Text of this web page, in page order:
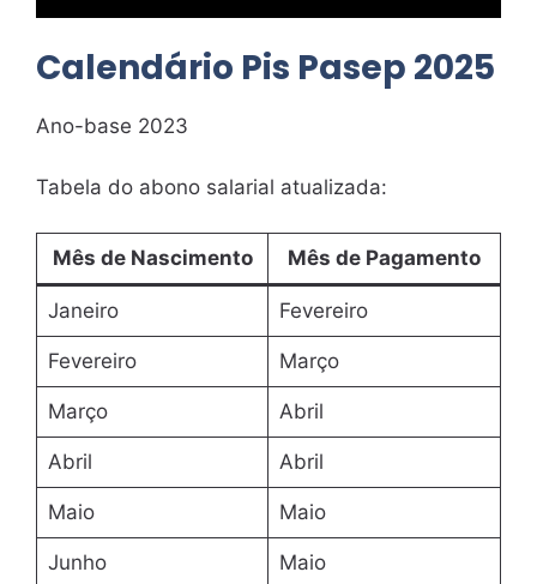
Calendário Pis Pasep 2025
Ano-base 2023
Tabela do abono salarial atualizada:
Mês de Nascimento Mês de Pagamento
Janeiro Fevereiro
Fevereiro Março
Março Abril
Abril Abril
Maio Maio
Junho Maio